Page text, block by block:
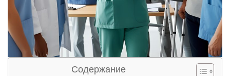
Содержание